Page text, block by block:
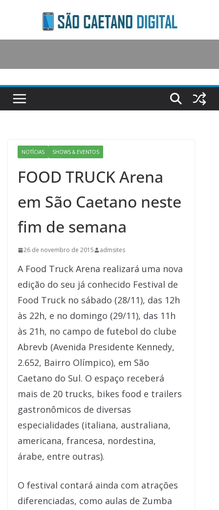
content
NOTÍCIAS SHOWS & EVENTOS
FOOD TRUCK Arena
em São Caetano neste
fim de semana
26 de novembro de 2015 admsites
A Food Truck Arena realizará uma nova
edição do seu já conhecido Festival de
Food Truck no sábado (28/11), das 12h
às 22h, e no domingo (29/11), das 11h
às 21h, no campo de futebol do clube
Abrevb (Avenida Presidente Kennedy,
2.652, Bairro Olímpico), em São
Caetano do Sul. O espaço receberá
mais de 20 trucks, bikes food e trailers
gastronômicos de diversas
especialidades (italiana, australiana,
americana, francesa, nordestina,
árabe, entre outras).
O festival contará ainda com atrações
diferenciadas, como aulas de Zumba